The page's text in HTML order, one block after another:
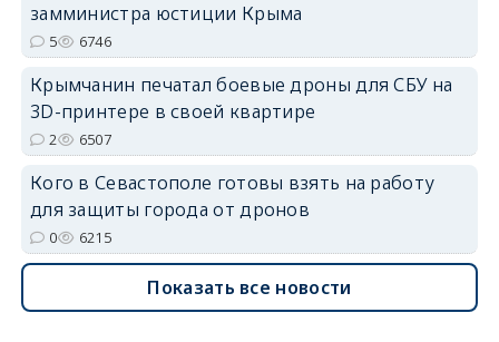
замминистра юстиции Крыма
5 6746
Крымчанин печатал боевые дроны для СБУ на
3D-принтере в своей квартире
2 6507
Кого в Севастополе готовы взять на работу
для защиты города от дронов
0 6215
Показать все новости